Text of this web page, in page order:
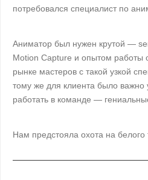
потребовался специалист по
Аниматор был нужен крутой —
Motion Capture и опытом работы
рынке мастеров с такой узкой
тому же для клиента было
работать в команде —
Нам предстояла охота на белого